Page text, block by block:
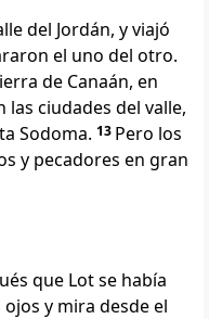
del Jordán, y viajó
el uno del otro.
de Canaán, en
las ciudades del valle,
Sodoma. 13 Pero los
y pecadores en gran
que Lot se había
ojos y mira desde el